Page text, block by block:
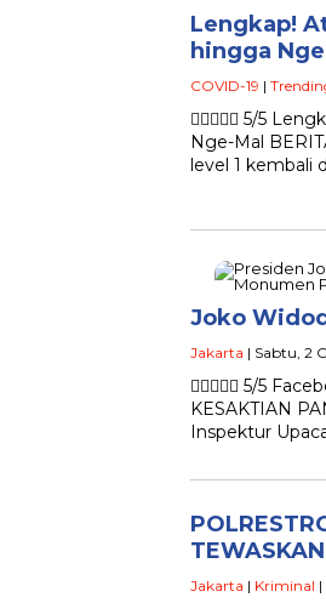
Lengkap!
hingga
COVID-19 |
 5/5
Nge-Mal
level 1 kembali
Joko
Jakarta | Sabtu, 2
 5/5
KESAKTIAN
Inspektur
Jakarta | Kriminal